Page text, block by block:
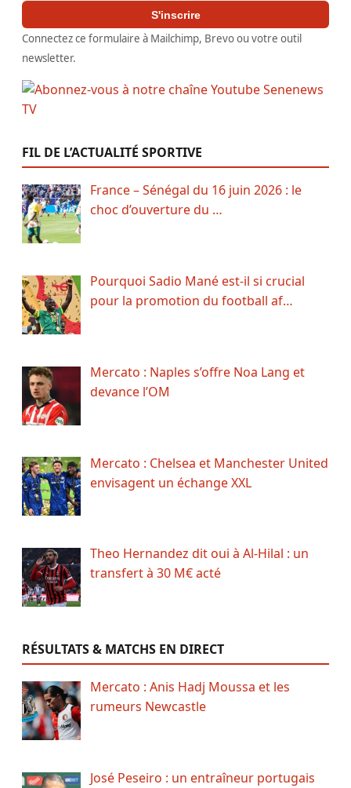
S'inscrire
Connectez ce formulaire à Mailchimp, Brevo ou votre outil
newsletter.
FIL DE L’ACTUALITÉ SPORTIVE
France – Sénégal du 16 juin 2026 : le
choc d’ouverture du …
Pourquoi Sadio Mané est-il si crucial
pour la promotion du football af…
Mercato : Naples s’offre Noa Lang et
devance l’OM
Mercato : Chelsea et Manchester United
envisagent un échange XXL
Theo Hernandez dit oui à Al-Hilal : un
transfert à 30 M€ acté
RÉSULTATS & MATCHS EN DIRECT
Mercato : Anis Hadj Moussa et les
rumeurs Newcastle
José Peseiro : un entraîneur portugais